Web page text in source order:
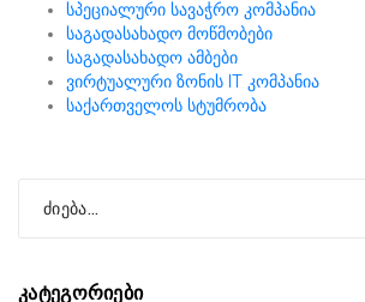
სპეციალური სავაჭრო კომპანია
საგადასახადო მოწმობები
საგადასახადო ამბები
ვირტუალური ზონის IT კომპანია
საქართველოს სტუმრობა
კატეგორიები